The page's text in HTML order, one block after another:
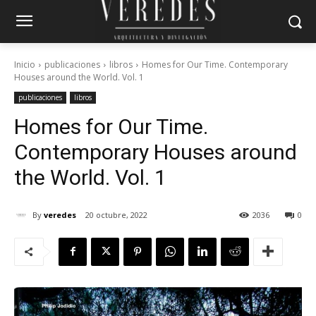
Inicio publicaciones libros
Homes for Our Time. Contemporary
Houses around the World. Vol. 1
publicaciones libros
Homes for Our Time.
Contemporary Houses around
the World. Vol. 1
By veredes 20 octubre, 2022 0
2036